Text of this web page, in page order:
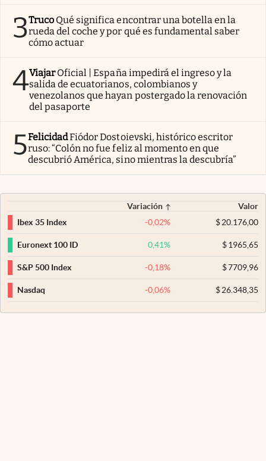
3Truco Qué significa encontrar una botella en la
rueda del coche y por qué es fundamental saber
cómo actuar
4Viajar Oficial | España impedirá el ingreso y la
salida de ecuatorianos, colombianos y
venezolanos que hayan postergado la renovación
del pasaporte
5FelicidadFiódor Dostoievski, histórico escritor
ruso: “Colón no fue feliz al momento en que
descubrió América, sino mientras la descubría”
Variación
Valor
Ibex 35 Index
-0,02% $20.176,00
Euronext 100 ID 0,41% $1965,65
S&P 500 Index -0,18% $7709,96
Nasdaq -0,06% $26.348,35